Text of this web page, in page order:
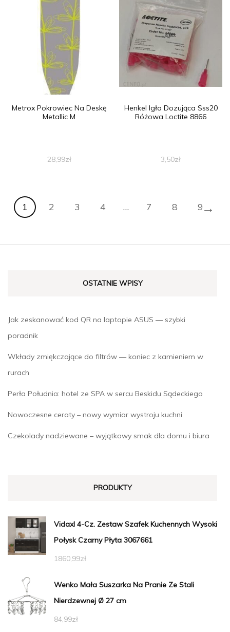
Metrox Pokrowiec Na Deskę
Metallic M
28,99zł
Henkel Igła Dozująca Sss20
Różowa Loctite 8866
3,50zł
1 2 3 4 … 7 8 9→
OSTATNIE WPISY
Jak zeskanować kod QR na laptopie ASUS — szybki
poradnik
Wkłady zmiękczające do filtrów — koniec z kamieniem w
rurach
Perła Południa: hotel ze SPA w sercu Beskidu Sądeckiego
Nowoczesne ceraty – nowy wymiar wystroju kuchni
Czekolady nadziewane – wyjątkowy smak dla domu i biura
PRODUKTY
Vidaxl 4-Cz. Zestaw Szafek Kuchennych Wysoki
Połysk Czarny Płyta 3067661
1860,99zł
Wenko Mała Suszarka Na Pranie Ze Stali
Nierdzewnej Ø 27 cm
84,99zł